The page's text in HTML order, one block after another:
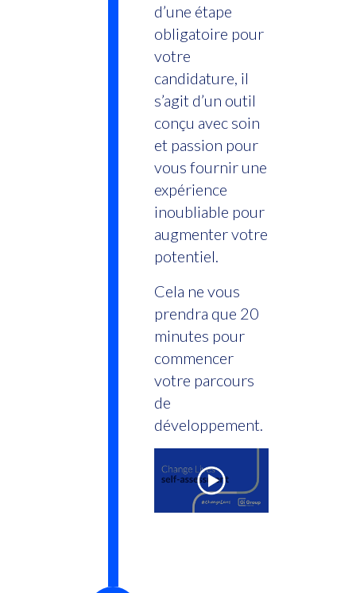
d’une étape
obligatoire pour
votre
candidature, il
s’agit d’un outil
conçu avec soin
et passion pour
vous fournir une
expérience
inoubliable pour
augmenter votre
potentiel.
Cela ne vous
prendra que 20
minutes pour
commencer
votre parcours
de
développement.